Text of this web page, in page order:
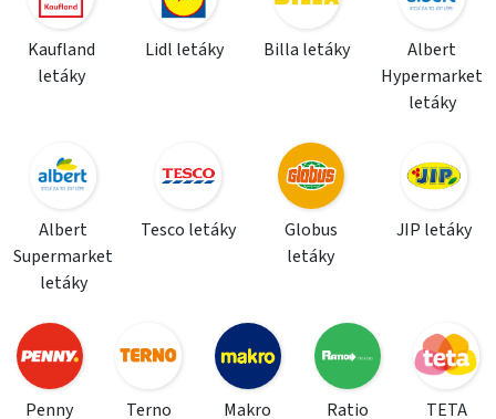
Kaufland
letáky
Lidl letáky Billa letáky
Albert
Hypermarket
letáky
Albert
Supermarket
letáky
Tesco letáky
Globus
letáky
JIP letáky
Penny
Terno
Makro
Ratio
TETA